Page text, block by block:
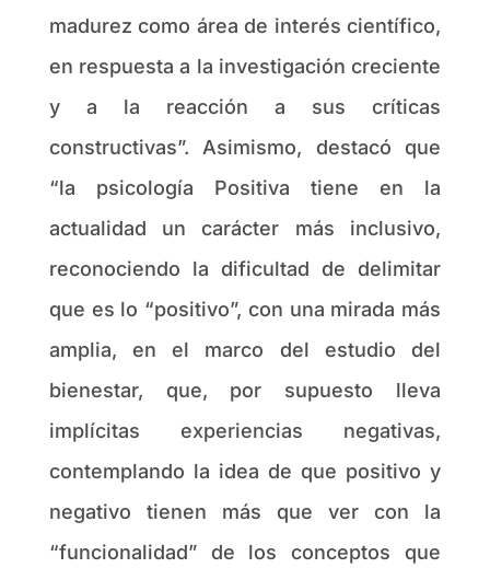
madurez como área de interés científico,
en respuesta a la investigación creciente
y a la reacción a sus críticas
constructivas”. Asimismo, destacó que
“la psicología Positiva tiene en la
actualidad un carácter más inclusivo,
reconociendo la dificultad de delimitar
que es lo “positivo”, con una mirada más
amplia, en el marco del estudio del
bienestar, que, por supuesto lleva
implícitas experiencias negativas,
contemplando la idea de que positivo y
negativo tienen más que ver con la
“funcionalidad” de los conceptos que